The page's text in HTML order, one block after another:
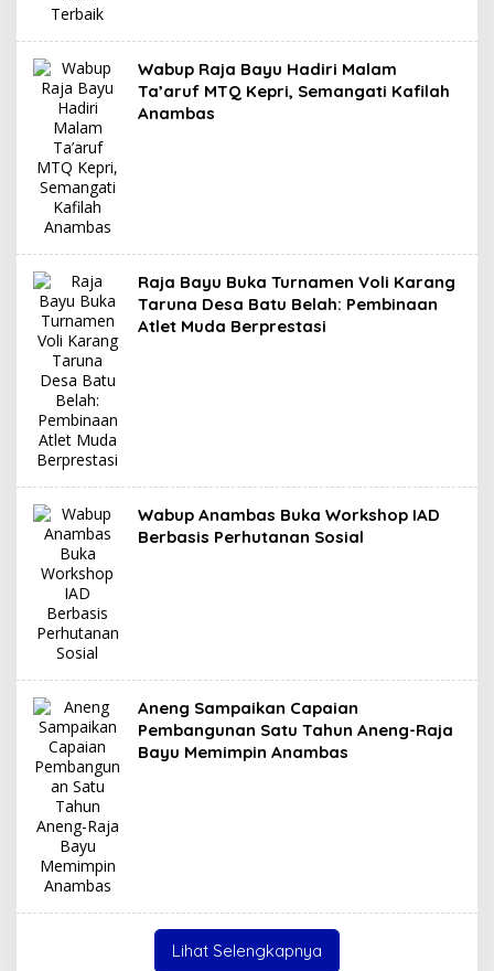
Wabup Raja Bayu Hadiri Malam
Ta’aruf MTQ Kepri, Semangati Kafilah
Anambas
Raja Bayu Buka Turnamen Voli Karang
Taruna Desa Batu Belah: Pembinaan
Atlet Muda Berprestasi
Wabup Anambas Buka Workshop IAD
Berbasis Perhutanan Sosial
Aneng Sampaikan Capaian
Pembangunan Satu Tahun Aneng-Raja
Bayu Memimpin Anambas
Lihat Selengkapnya